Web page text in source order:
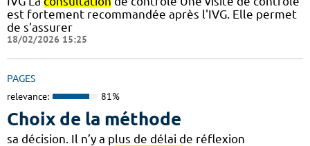
est fortement recommandée après l'IVG. Elle permet
de s'assurer
18/02/2026 15:25
PAGES
relevance: 81%
Choix de la méthode
sa décision. Il n’y a plus de délai de réflexion